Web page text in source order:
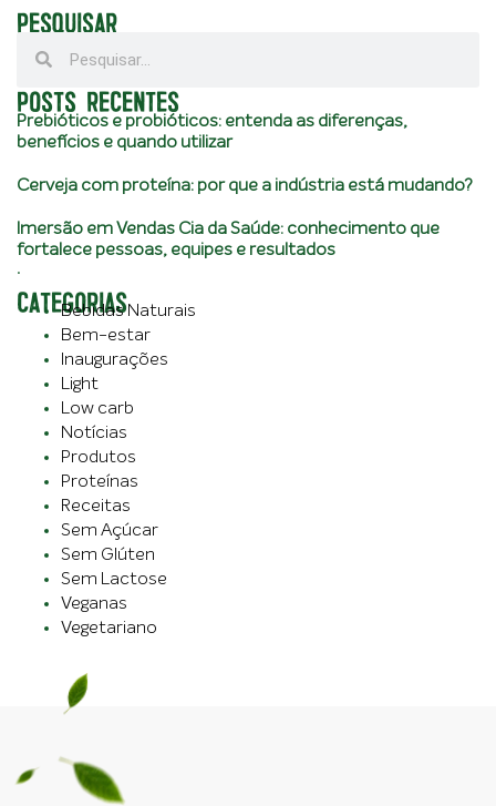
PESQUISAR
POSTS RECENTES
Prebióticos e probióticos: entenda as diferenças,
benefícios e quando utilizar
Cerveja com proteína: por que a indústria está mudando?
Imersão em Vendas Cia da Saúde: conhecimento que
fortalece pessoas, equipes e resultados
CATEGORIAS
.
Bebidas Naturais
Bem-estar
Inaugurações
Light
Low carb
Notícias
Produtos
Proteínas
Receitas
Sem Açúcar
Sem Glúten
Sem Lactose
Veganas
Vegetariano